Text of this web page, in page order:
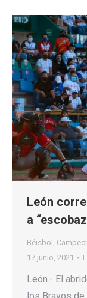
León
a
Béisbol ,
17 junio, 2021
León.- El